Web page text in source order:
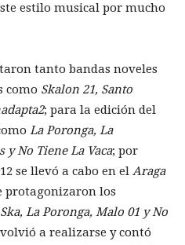
estilo musical por mucho
tanto bandas noveles
como Skalon 21, Santo
; para la edición del
La Poronga, La
y No Tiene La Vaca; por
se llevó a cabo en el Araga
protagonizaron los
La Poronga, Malo 01 y No
a realizarse y contó